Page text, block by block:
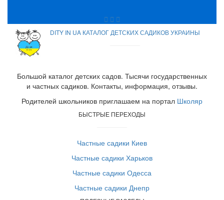
DITY IN UA КАТАЛОГ ДЕТСКИХ САДИКОВ УКРАИНЫ
Большой каталог детских садов. Тысячи государственных
и частных садиков. Контакты, информация, отзывы.
Родителей школьников приглашаем на портал Школяр
БЫСТРЫЕ ПЕРЕХОДЫ
Частные садики Киев
Частные садики Харьков
Частные садики Одесса
Частные садики Днепр